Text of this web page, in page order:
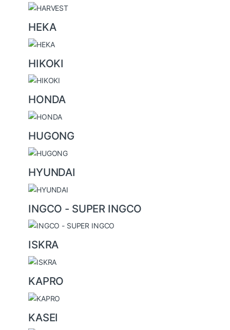
HEKA
HIKOKI
HONDA
HUGONG
HYUNDAI
INGCO - SUPER INGCO
ISKRA
KAPRO
KASEI